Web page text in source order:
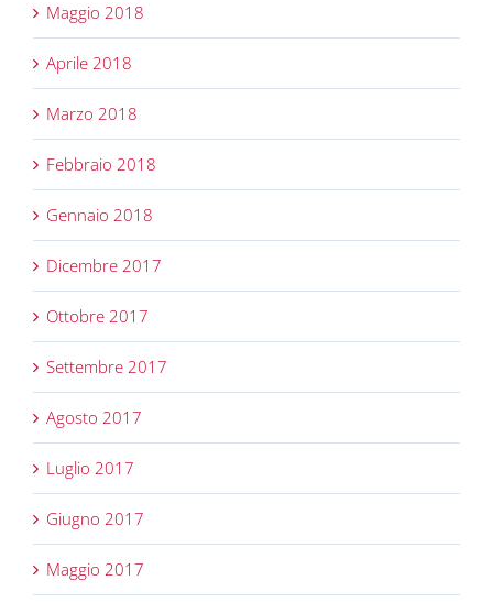
Maggio 2018
Aprile 2018
Marzo 2018
Febbraio 2018
Gennaio 2018
Dicembre 2017
Ottobre 2017
Settembre 2017
Agosto 2017
Luglio 2017
Giugno 2017
Maggio 2017